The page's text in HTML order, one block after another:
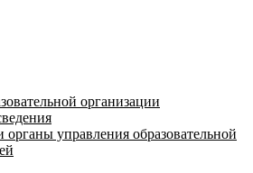
организации
органы управления образовательной